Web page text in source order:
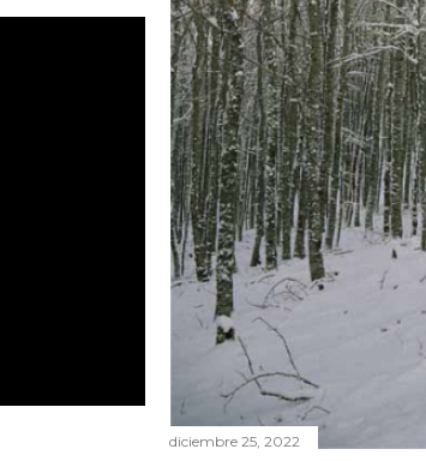
diciembre 25, 2022